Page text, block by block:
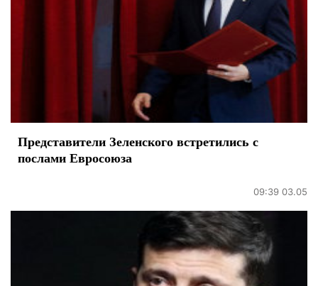
Представители Зеленского встретились с
послами Евросоюза
09:39 03.05